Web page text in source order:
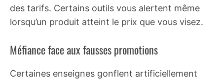
des tarifs. Certains outils vous alertent même
lorsqu’un produit atteint le prix que vous visez.
Méfiance face aux fausses promotions
Certaines enseignes gonflent artificiellement